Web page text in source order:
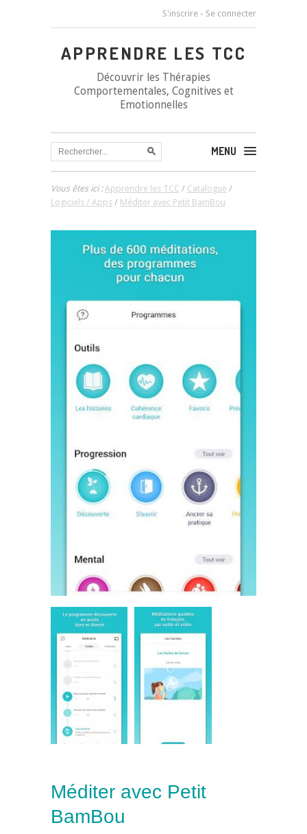
S'inscrire - Se connecter
APPRENDRE LES TCC
Découvrir les Thérapies
Comportementales, Cognitives et
Emotionnelles
MENU
Vous êtes ici :Apprendre les TCC / Catalogue /
Logiciels / Apps / Méditer avec Petit BamBou
Méditer avec Petit
BamBou